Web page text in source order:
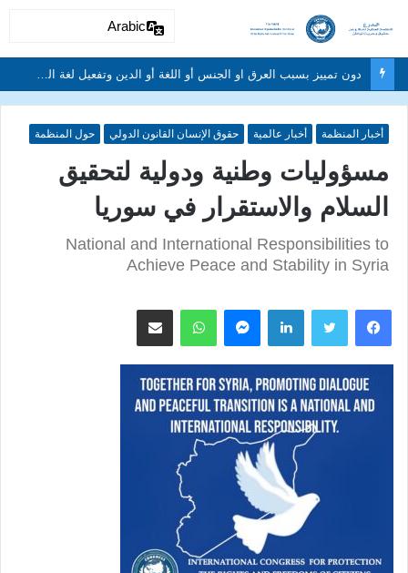
أخبار المنظمة أخبار عالمية حقوق الإنسان القانون الدولي حول المنظمة
مسؤوليات وطنية ودولية لتحقيق
السلام والاستقرار في سوريا
National and International Responsibilities to
Achieve Peace and Stability in Syria
لينكدإن ماسنجر واتساب مشاركة عبر البريد
Arabic